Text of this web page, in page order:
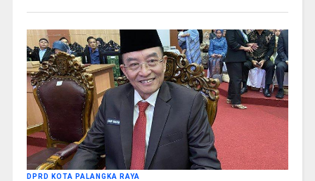
DPRD KOTA PALANGKA RAYA